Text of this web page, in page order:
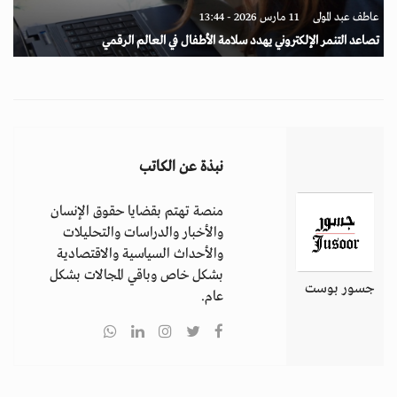
عاطف عبد المولى 11 مارس 2026 - 13:44
تصاعد التنمر الإلكتروني يهدد سلامة الأطفال في العالم الرقمي
جسور بوست
نبذة عن الكاتب
منصة تهتم بقضايا حقوق الإنسان
والأخبار والدراسات والتحليلات
والأحداث السياسية والاقتصادية
بشكل خاص وباقي المجالات بشكل
عام.